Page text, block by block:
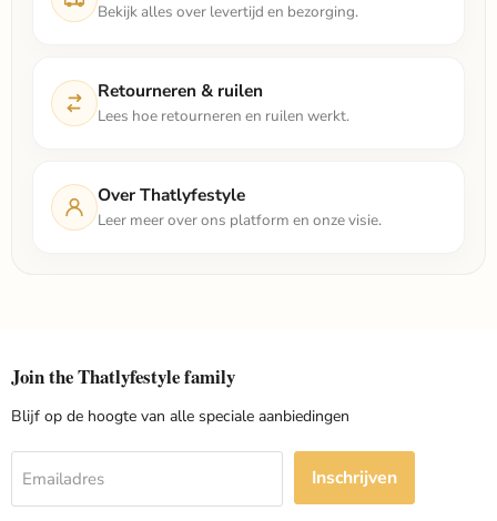
Bekijk alles over levertijd en bezorging.
Retourneren & ruilen
Lees hoe retourneren en ruilen werkt.
Over Thatlyfestyle
Leer meer over ons platform en onze visie.
Join the Thatlyfestyle family
Blijf op de hoogte van alle speciale aanbiedingen
Emailadres Inschrijven